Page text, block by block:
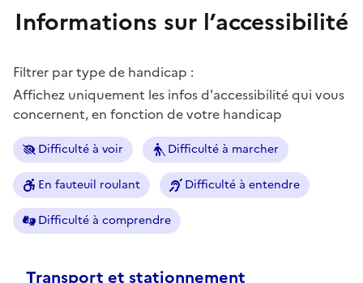
Informations sur l’accessibilité
Filtrer par type de handicap :
Affichez uniquement les infos d'accessibilité qui vous
concernent, en fonction de votre handicap
Difficulté à voir Difficulté à marcher
En fauteuil roulant Difficulté à entendre
Difficulté à comprendre
Transport et stationnement